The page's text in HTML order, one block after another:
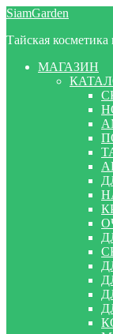
Перейти
навигации
Перейти
содержимому
SiamGarden
Тайская
МАГАЗИН